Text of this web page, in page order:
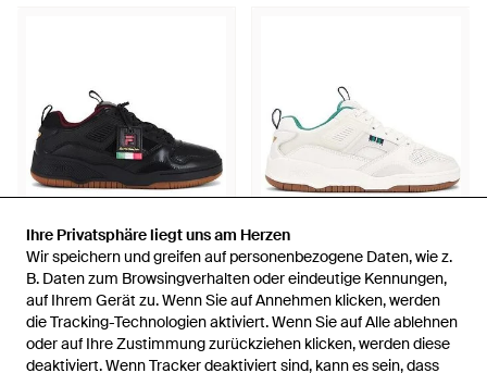
Ihre Privatsphäre liegt uns am Herzen
Wir speichern und greifen auf personenbezogene Daten, wie z.
B. Daten zum Browsingverhalten oder eindeutige Kennungen,
auf Ihrem Gerät zu. Wenn Sie auf Annehmen klicken, werden
die Tracking-Technologien aktiviert. Wenn Sie auf Alle ablehnen
oder auf Ihre Zustimmung zurückziehen klicken, werden diese
deaktiviert. Wenn Tracker deaktiviert sind, kann es sein, dass
Ihre Privatsphäre liegt uns am Herzen
Wir speichern und greifen auf personenbezogene Daten, wie z.
B. Daten zum Browsingverhalten oder eindeutige Kennungen,
auf Ihrem Gerät zu. Wenn Sie auf Annehmen klicken, werden
die Tracking-Technologien aktiviert. Wenn Sie auf Alle ablehnen
oder auf Ihre Zustimmung zurückziehen klicken, werden diese
deaktiviert. Wenn Tracker deaktiviert sind, kann es sein, dass
80 €
Fila
Corda Lux Sneakers - Schwarz
VonREVOLVE
102 €
Fila
Sneakers Corda Lux - Weiß
VonREVOLVE